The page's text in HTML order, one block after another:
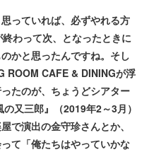
っていれば、必ずやれる方
わって次、となったときに
かと思ったんですね。そし
ROOM CAFE & DININGが浮
たのが、ちょうどシアター
又三郎』（2019年2～3月）
で演出の金守珍さんとか、
て「俺たちはやっていかな